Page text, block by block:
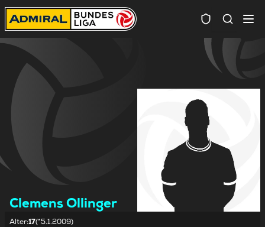
Clemens Ollinger
Alter:17(*5.1.2009)